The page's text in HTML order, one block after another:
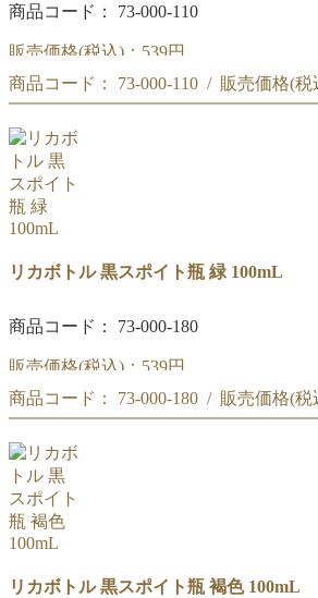
商品コード： 73-000-110
販売価格(税込)： 539円
黒スポイト瓶 青 100mL
商品コード： 73-000-110 / 販売価格(税
黒スポイト瓶 青 100mL
リカボトル 黒スポイト瓶 緑 100mL
商品コード： 73-000-180
販売価格(税込)： 539円
黒スポイト瓶 緑 100mL
商品コード： 73-000-180 / 販売価格(税
黒スポイト瓶 緑 100mL
リカボトル 黒スポイト瓶 褐色 100mL